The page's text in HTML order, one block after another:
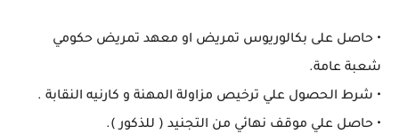
• حاصل على بكالوريوس تمريض او معهد تمريض حكومي
شعبة عامة.
• شرط الحصول علي ترخيص مزاولة المهنة و كارنيه النقابة .
• حاصل علي موقف نهائي من التجنيد ( للذكور ).